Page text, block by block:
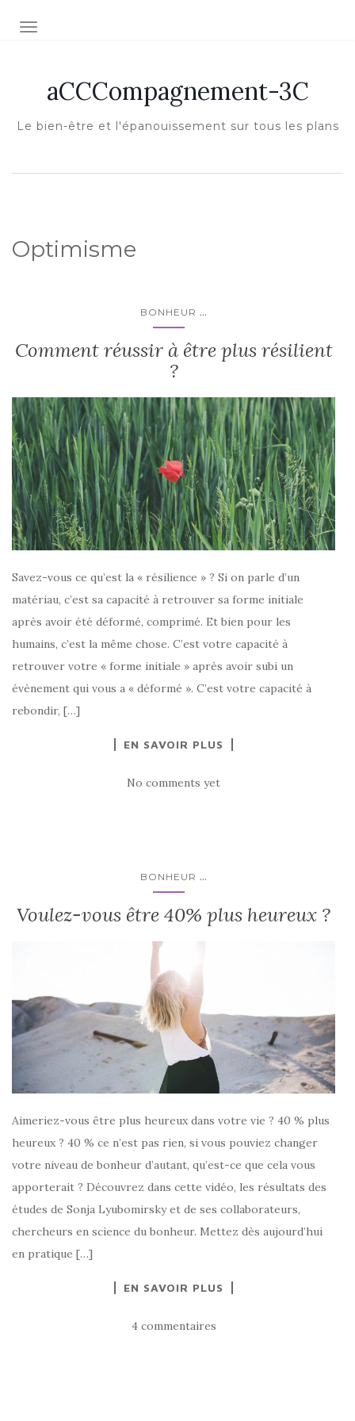
Afficher/masquer la navigation
aCCCompagnement-3C
Le bien-être et l'épanouissement sur tous les plans
Optimisme
BONHEUR ...
Comment réussir à être plus résilient
?
Savez-vous ce qu’est la « résilience » ? Si on parle d’un
matériau, c’est sa capacité à retrouver sa forme initiale
après avoir été déformé, comprimé. Et bien pour les
humains, c’est la même chose. C’est votre capacité à
retrouver votre « forme initiale » après avoir subi un
évènement qui vous a « déformé ». C’est votre capacité à
rebondir, […]
EN SAVOIR PLUS
No comments yet
BONHEUR ...
Voulez-vous être 40% plus heureux ?
Aimeriez-vous être plus heureux dans votre vie ? 40 % plus
heureux ? 40 % ce n’est pas rien, si vous pouviez changer
votre niveau de bonheur d’autant, qu’est-ce que cela vous
apporterait ? Découvrez dans cette vidéo, les résultats des
études de Sonja Lyubomirsky et de ses collaborateurs,
chercheurs en science du bonheur. Mettez dès aujourd’hui
en pratique […]
EN SAVOIR PLUS
4 commentaires